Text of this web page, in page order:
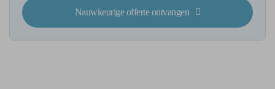
Nauwkeurige offerte ontvangen